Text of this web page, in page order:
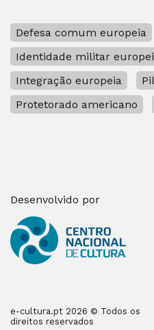
Defesa comum europeia
Identidade militar
Integração europeia
Protetorado americano
Desenvolvido por
e-cultura.pt 2026 © Todos os
direitos reservados